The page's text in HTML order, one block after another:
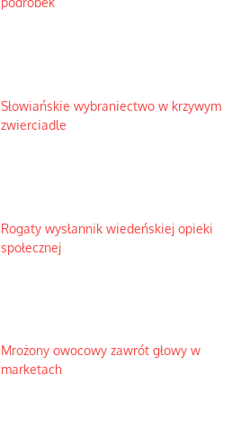
Słowiańskie wybraniectwo w krzywym
zwierciadle
Rogaty wysłannik wiedeńskiej opieki
społecznej
Mrożony owocowy zawrót głowy w
marketach